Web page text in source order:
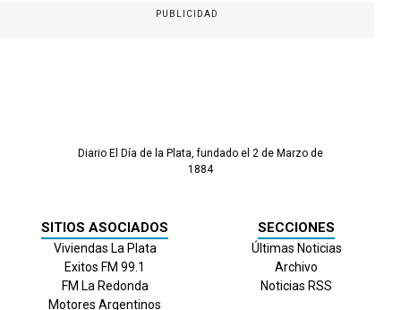
PUBLICIDAD
Diario El Día de la Plata, fundado el 2 de Marzo de
1884
SITIOS ASOCIADOS
Viviendas La Plata
Exitos FM 99.1
FM La Redonda
Motores Argentinos
SECCIONES
Últimas Noticias
Archivo
Noticias RSS